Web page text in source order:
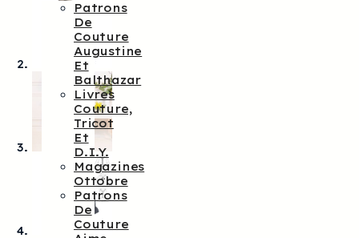
Patrons
De
Couture
Augustine
Et
Balthazar
Livres
Couture,
Tricot
Et
D.I.Y.
Magazines
Ottobre
Patrons
De
Couture